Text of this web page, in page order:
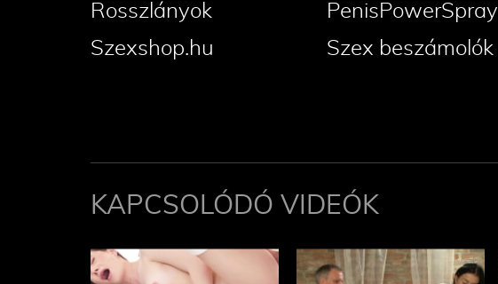
Rosszlányok PenisPowerSpray
Szexshop.hu
Szex beszámolók
KAPCSOLÓDÓ VIDEÓK